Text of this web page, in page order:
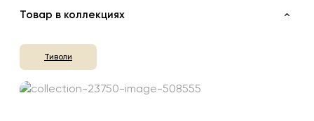
Товар в коллекциях
Тиволи